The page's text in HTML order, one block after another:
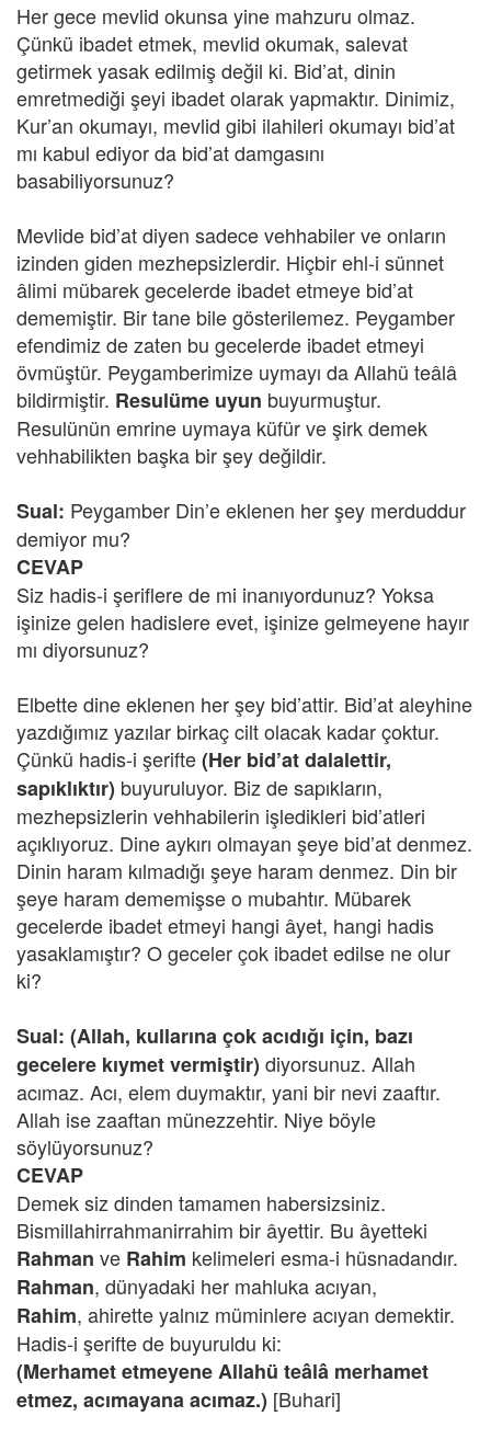
Her gece mevlid okunsa yine mahzuru olmaz.
Çünkü ibadet etmek, mevlid okumak, salevat
getirmek yasak edilmiş değil ki. Bid’at, dinin
emretmediği şeyi ibadet olarak yapmaktır. Dinimiz,
Kur’an okumayı, mevlid gibi ilahileri okumayı bid’at
mı kabul ediyor da bid’at damgasını
basabiliyorsunuz?
Mevlide bid’at diyen sadece vehhabiler ve onların
izinden giden mezhepsizlerdir. Hiçbir ehl-i sünnet
âlimi mübarek gecelerde ibadet etmeye bid’at
dememiştir. Bir tane bile gösterilemez. Peygamber
efendimiz de zaten bu gecelerde ibadet etmeyi
övmüştür. Peygamberimize uymayı da Allahü teâlâ
bildirmiştir. Resulüme uyun buyurmuştur.
Resulünün emrine uymaya küfür ve şirk demek
vehhabilikten başka bir şey değildir.
Sual: Peygamber Din’e eklenen her şey merduddur
demiyor mu?
CEVAP
Siz hadis-i şeriflere de mi inanıyordunuz? Yoksa
işinize gelen hadislere evet, işinize gelmeyene hayır
mı diyorsunuz?
Elbette dine eklenen her şey bid’attir. Bid’at aleyhine
yazdığımız yazılar birkaç cilt olacak kadar çoktur.
Çünkü hadis-i şerifte(Her bid’at dalalettir,
sapıklıktır) buyuruluyor. Biz de sapıkların,
mezhepsizlerin vehhabilerin işledikleri bid’atleri
açıklıyoruz. Dine aykırı olmayan şeye bid’at denmez.
Dinin haram kılmadığı şeye haram denmez. Din bir
şeye haram dememişse o mubahtır. Mübarek
gecelerde ibadet etmeyi hangi âyet, hangi hadis
yasaklamıştır? O geceler çok ibadet edilse ne olur
ki?
Sual: (Allah, kullarına çok acıdığı için, bazı
gecelere kıymet vermiştir) diyorsunuz. Allah
acımaz. Acı, elem duymaktır, yani bir nevi zaaftır.
Allah ise zaaftan münezzehtir. Niye böyle
söylüyorsunuz?
CEVAP
Demek siz dinden tamamen habersizsiniz.
Bismillahirrahmanirrahim bir âyettir. Bu âyetteki
Rahman ve Rahim kelimeleri esma-i hüsnadandır.
Rahman, dünyadaki her mahluka acıyan,
Rahim, ahirette yalnız müminlere acıyan demektir.
Hadis-i şerifte de buyuruldu ki:
(Merhamet etmeyene Allahü teâlâ merhamet
etmez, acımayana acımaz.) [Buhari]